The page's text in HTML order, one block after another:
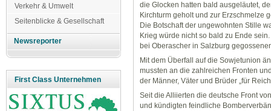
Verkehr & Umwelt
Seitenblicke & Gesellschaft
Newsreporter
First Class Unternehmen
die Glocken hatten bald ausgeläutet,
Kirchturm geholt und zur Erzschmelze
Die Botschaft der ungewohnten Stille
Krieg würde nicht so bald zu Ende
bei Oberascher in Salzburg
Mit dem Überfall auf die Sowjetunion
mussten an die zahlreichen Fronten
der Männer, Väter und Brüder „für
Seit die Alliierten die deutsche Front
und kündigten feindliche